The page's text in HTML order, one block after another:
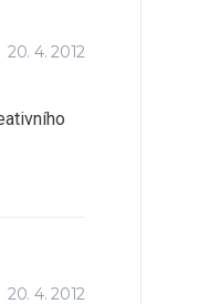
20. 4. 2012
20. 4. 2012